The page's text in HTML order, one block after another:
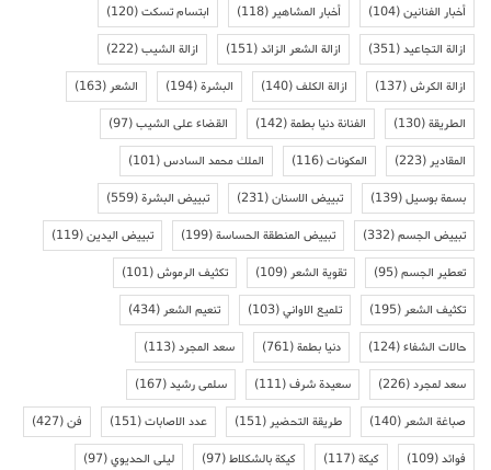
أخبار الفنانين(104) أخبار المشاهير(118) ابتسام تسكت(120)
ازالة التجاعيد(351) ازالة الشعر الزائد(151) ازالة الشيب(222)
ازالة الكرش(137) ازالة الكلف(140) البشرة(194) الشعر(163)
الطريقة(130) الفنانة دنيا بطمة(142) القضاء على الشيب(97)
المقادير(223) المكونات(116) الملك محمد السادس(101)
بسمة بوسيل(139) تبييض الاسنان(231) تبييض البشرة(559)
تبييض الجسم(332) تبييض المنطقة الحساسة(199) تبييض اليدين(119)
تعطير الجسم(95) تقوية الشعر(109) تكثيف الرموش(101)
تكثيف الشعر(195) تلميع الاواني(103) تنعيم الشعر(434)
حالات الشفاء(124) دنيا بطمة(761) سعد المجرد(113)
سعد لمجرد(226) سعيدة شرف(111) سلمى رشيد(167)
صباغة الشعر(140) طريقة التحضير(151) عدد الاصابات(151) فن(427)
فوائد(109) كيكة(117) كيكة بالشكلاط(97) ليلى الحديوي(97)